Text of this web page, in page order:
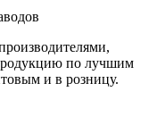
по лучшим
и в розницу.